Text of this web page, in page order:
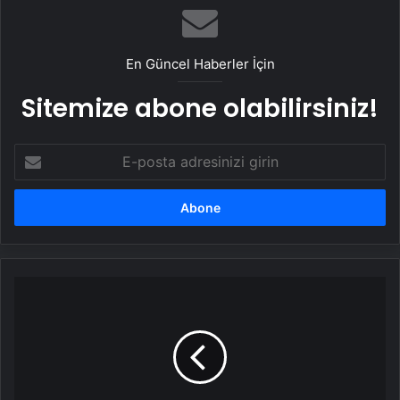
En Güncel Haberler İçin
Sitemize abone olabilirsiniz!
posta
adresinizi